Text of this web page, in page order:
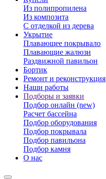
Из полипропилена
Из композита
С отделкой из дерева
Укрытие
Плавающее покрывало
Плавающие жалюзи
Раздвижной павильон
Бортик
Ремонт и реконструкция
Наши работы
Подборы и заявки
Подбор онлайн (new)
Расчет бассейна
Подбор оборудования
Подбор покрывала
Подбор павильона
Подбор камня
О нас